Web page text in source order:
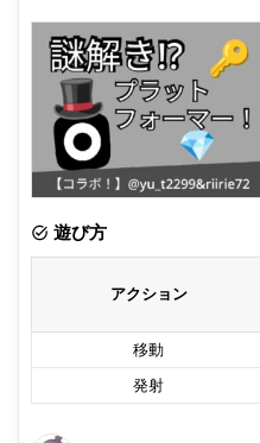
遊び方
アクション
移動
発射